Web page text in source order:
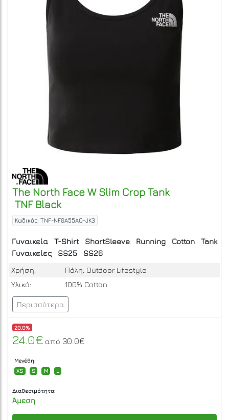
The North Face W Slim Crop Tank
TNF Black
Κωδικός: TNF-NF0A55AQ-JK3
Γυναικεία T-Shirt ShortSleeve Running Cotton
Tank
Γυναικείες
SS25
SS26
Χρήση:
Πόλη, Outdoor Lifestyle
Υλικό:
100% Cotton
Περισσότερα
20.0%
24.0€ από 30.0€
Μεγέθη:
XS
S M L
Διαθεσιμότητα:
Άμεση